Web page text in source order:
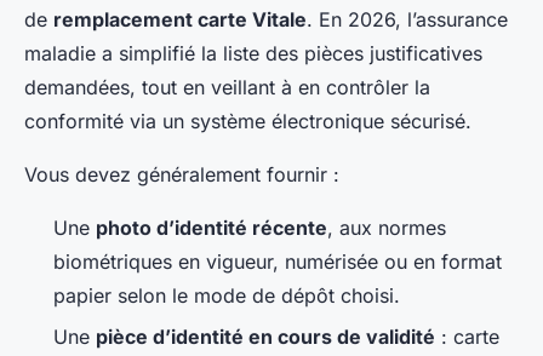
de remplacement carte Vitale. En 2026, l’assurance
maladie a simplifié la liste des pièces justificatives
demandées, tout en veillant à en contrôler la
conformité via un système électronique sécurisé.
Vous devez généralement fournir :
Une photo d’identité récente, aux normes
biométriques en vigueur, numérisée ou en format
papier selon le mode de dépôt choisi.
Une pièce d’identité en cours de validité : carte